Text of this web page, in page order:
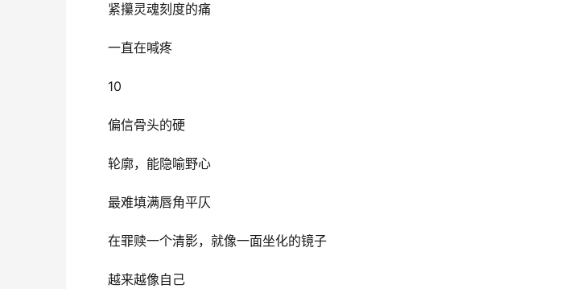
紧攥灵魂刻度的痛
一直在喊疼
10
偏信骨头的硬
轮廓，能隐喻野心
最难填满唇角平仄
在罪赎一个清影，就像一面坐化的镜子
越来越像自己